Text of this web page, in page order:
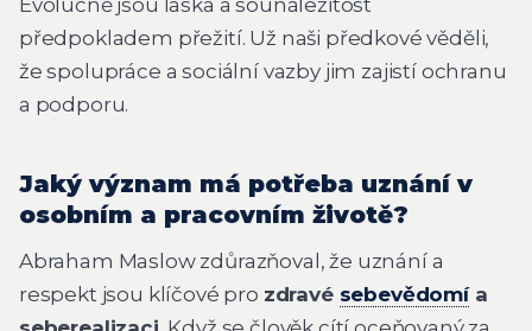
Evolučně jsou láska a sounáležitost
předpokladem přežití. Už naši předkové věděli,
že spolupráce a sociální vazby jim zajistí ochranu
a podporu.
Jaký význam má potřeba uznání v
osobním a pracovním životě?
Abraham Maslow zdůrazňoval, že uznání a
respekt jsou klíčové pro zdravé sebevědomía